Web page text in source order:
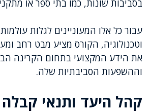
בסביבות שונות, כמו בתי ספר או
עבור כל אלו המעוניינים לגלות
וטכנולוגיה, הקורס מציע מבט רחב
את הידע המקצועי בתחום הקרינה
וההשפעות הסביבתיות שלה.
קהל היעד ותנאי קבלה